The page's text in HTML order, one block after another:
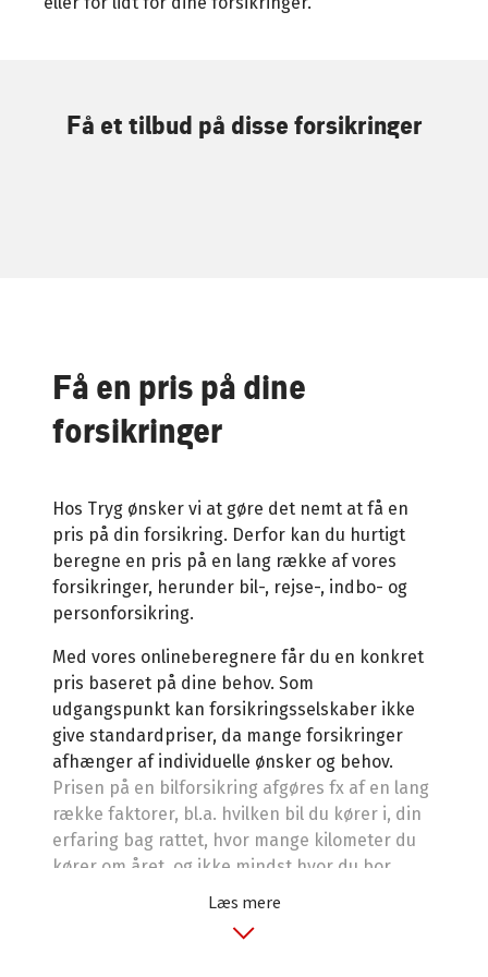
Få et tilbud på disse forsikringer
Få en pris på dine
forsikringer
Hos Tryg ønsker vi at gøre det nemt at få en
pris på din forsikring. Derfor kan du hurtigt
beregne en pris på en lang række af vores
forsikringer, herunder bil-, rejse-, indbo- og
personforsikring.
Med vores onlineberegnere får du en konkret
pris baseret på dine behov. Som
udgangspunkt kan forsikringsselskaber ikke
give standardpriser, da mange forsikringer
afhænger af individuelle ønsker og behov.
Prisen på en bilforsikring afgøres fx af en lang
række faktorer, bl.a. hvilken bil du kører i, din
erfaring bag rattet, hvor mange kilometer du
kører om året, og ikke mindst hvor du bor.
Prisen kan derfor variere meget fra person til
Læs mere